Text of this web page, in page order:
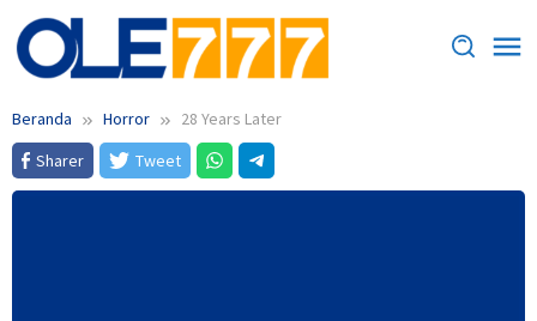
Loncat
ke
konten
Beranda Horror
28 Years Later
Sharer
Tweet